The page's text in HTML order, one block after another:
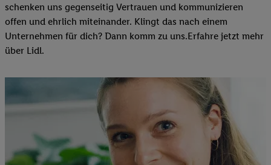
schenken uns gegenseitig Vertrauen und kommunizieren
offen und ehrlich miteinander. Klingt das nach einem
Unternehmen für dich? Dann komm zu uns.​Erfahre jetzt mehr
über Lidl.